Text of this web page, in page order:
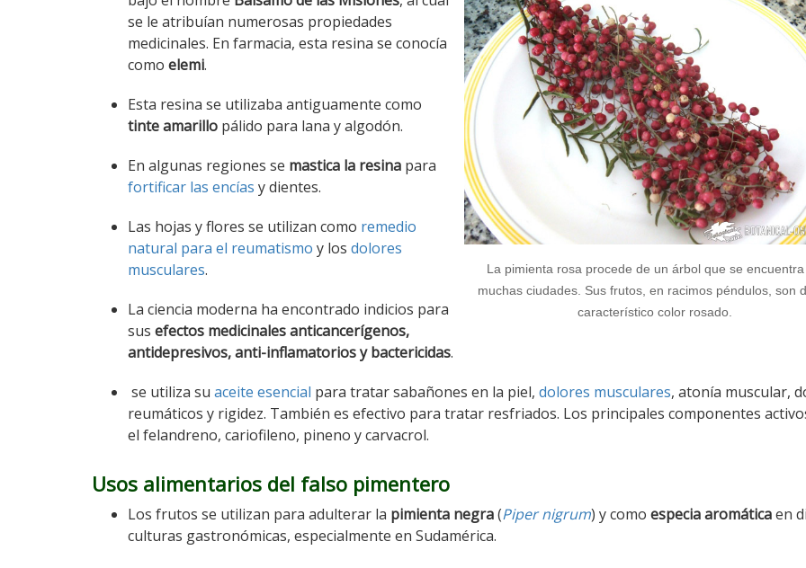
La pimienta rosa procede de un árbol que se encuentra
muchas ciudades. Sus frutos, en racimos péndulos, son
característico color rosado.
se le atribuían numerosas propiedades
medicinales. En farmacia, esta resina se conocía
como elemi.
Esta resina se utilizaba antiguamente como
tinte amarillo pálido para lana y algodón.
En algunas regiones se mastica la resina para
fortificar las encías y dientes.
Las hojas y flores se utilizan como remedio
natural para el reumatismo y los dolores
musculares.
La ciencia moderna ha encontrado indicios para
sus efectos medicinales anticancerígenos,
antidepresivos, anti-inflamatorios y bactericidas.
se utiliza su aceite esencial para tratar sabañones en la piel, dolores musculares, atonía muscular,
reumáticos y rigidez. También es efectivo para tratar resfriados. Los principales componentes
el felandreno, cariofileno, pineno y carvacrol.
Usos alimentarios del falso pimentero
Los frutos se utilizan para adulterar la pimienta negra(Piper nigrum) y como especia aromáticaen
culturas gastronómicas, especialmente en Sudamérica.